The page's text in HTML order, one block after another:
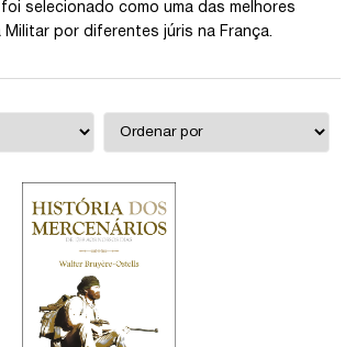
selecionado como uma das melhores
por diferentes júris na França.